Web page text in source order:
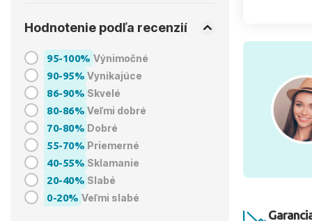
Hodnotenie podľa recenzií
95-100% Výnimočné
90-95% Vynikajúce
86-90% Skvelé
80-86% Veľmi dobré
70-80% Dobré
55-70% Priemerné
40-55% Sklamanie
20-40% Slabé
0-20% Veľmi slabé